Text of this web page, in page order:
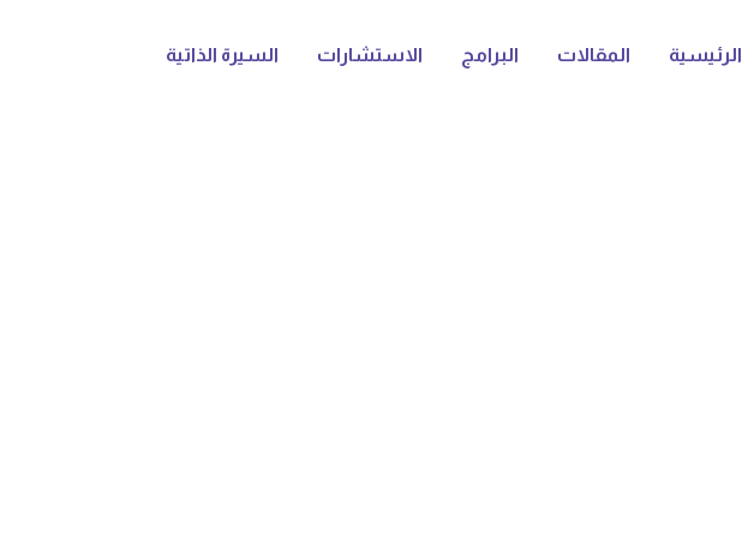
الرئيسية المقالات البرامج الاستشارات السيرة الذاتية